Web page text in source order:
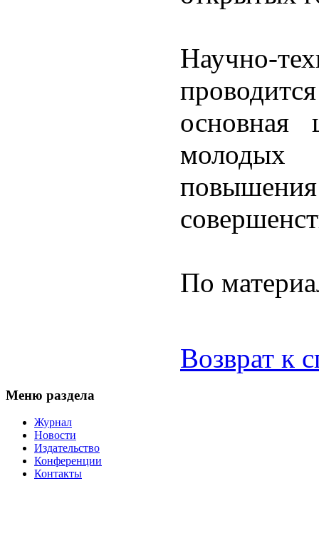
Научно-
основная
молодых
повышения
По
Возврат к
Меню раздела
Журнал
Новости
Издательство
Конференции
Контакты